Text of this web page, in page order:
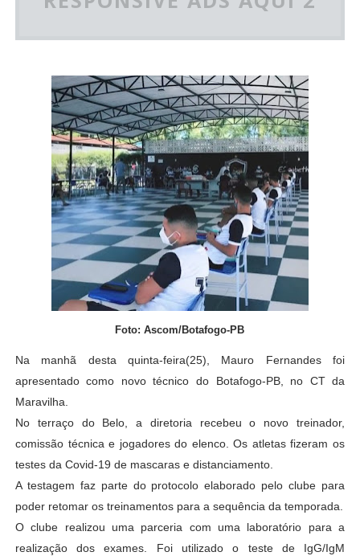
Foto: Ascom/Botafogo-PB
Na manhã desta quinta-feira(25), Mauro Fernandes foi
apresentado como novo técnico do Botafogo-PB, no CT da
Maravilha.
No terraço do Belo, a diretoria recebeu o novo treinador,
comissão técnica e jogadores do elenco. Os atletas fizeram os
testes da Covid-19 de mascaras e distanciamento.
A testagem faz parte do protocolo elaborado pelo clube para
poder retomar os treinamentos para a sequência da temporada.
O clube realizou uma parceria com uma laboratório para a
realização dos exames. Foi utilizado o teste de IgG/IgM